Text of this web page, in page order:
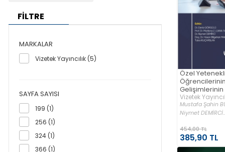
FİLTRE
MARKALAR
Vizetek Yayıncılık (5)
SAYFA SAYISI
199 (1)
256 (1)
324 (1)
366 (1)
Özel
(Kuramdan
Vizetek
Mustafa Şahin
Niymet DEMİRCİ...
454,00 TL
385,90 TL